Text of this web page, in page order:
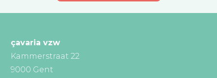
çavaria vzw
Kammerstraat 22
9000 Gent